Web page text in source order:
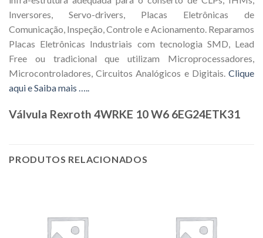
Inversores, Servo-drivers, Placas Eletrônicas de
Comunicação, Inspeção, Controle e Acionamento. Reparamos
Placas Eletrônicas Industriais com tecnologia SMD, Lead
Free ou tradicional que utilizam Microprocessadores,
Microcontroladores, Circuitos Analógicos e Digitais. Clique
aqui e Saiba mais …..
Válvula Rexroth 4WRKE 10 W6 6EG24ETK31
PRODUTOS RELACIONADOS